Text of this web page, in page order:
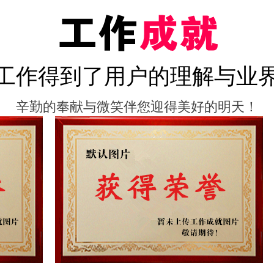
作得到了用户的理解与业
辛勤的奉献与微笑伴您迎得美好的明天！